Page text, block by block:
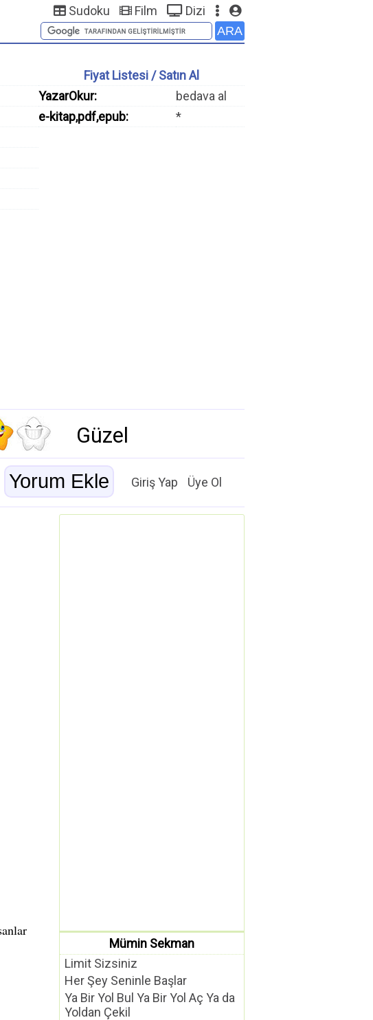
Sudoku Film Dizi
Fiyat Listesi / Satın Al
YazarOkur:
bedava al
e-kitap,pdf,epub:
*
Güzel
Giriş Yap Üye Ol
Mümin Sekman
Limit Sizsiniz
Her Şey Seninle Başlar
Ya Bir Yol Bul Ya Bir Yol Aç Ya da
Yoldan Çekil